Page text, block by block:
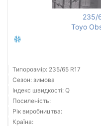
235/
Toyo
Типорозмір: 235/65 R17
Сезон: зимова
Індекс швидкості: Q
Посиленість:
Рік виробництва:
Країна: